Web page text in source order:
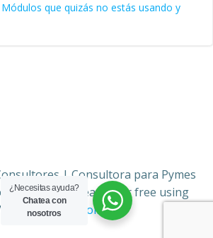
que quizás no estás usando y
| Consultora para Pymes
| Sistemas. Created for free using
and
Colibri
¿Necesitas ayuda?
Chatea con
nosotros